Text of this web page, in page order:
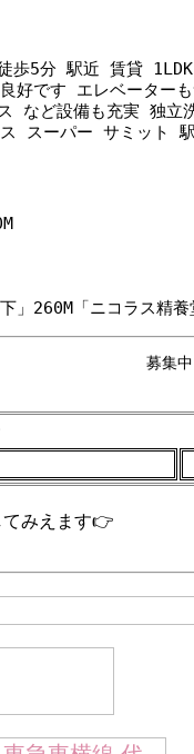
歩5分 駅近 賃貸
好です エレベーター
など設備も充実 独
スーパー サミット
」260M「ニコラス精養
募集
みえます👉